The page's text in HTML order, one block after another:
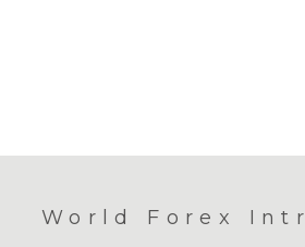
World Forex